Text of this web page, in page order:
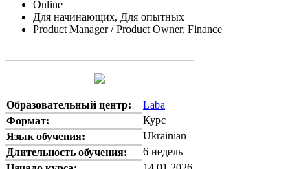
Online
Для начинающих, Для опытных
Product Manager / Product Owner, Finance
Образовательный центр:
Laba
Формат:
Курс
Язык обучения:
Ukrainian
Длительность обучения:
6 недель